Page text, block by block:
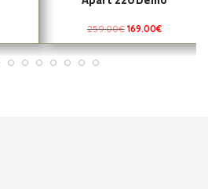
259.00€ 169.00€